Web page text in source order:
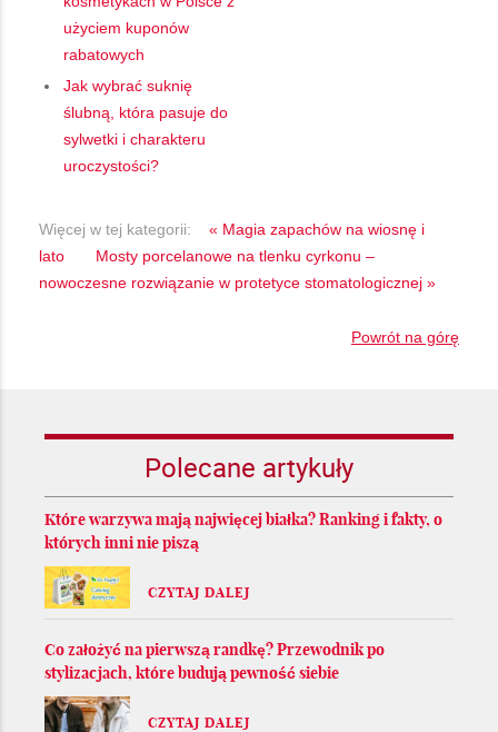
użyciem kuponów
rabatowych
Jak wybrać suknię
ślubną, która pasuje do
sylwetki i charakteru
uroczystości?
Więcej w tej kategorii:
« Magia zapachów na wiosnę i
lato
Mosty porcelanowe na tlenku cyrkonu –
nowoczesne rozwiązanie w protetyce stomatologicznej »
Powrót na górę
Polecane artykuły
Które warzywa mają najwięcej białka? Ranking i fakty, o
których inni nie piszą
CZYTAJ DALEJ
Co założyć na pierwszą randkę? Przewodnik po
stylizacjach, które budują pewność siebie
CZYTAJ DALEJ